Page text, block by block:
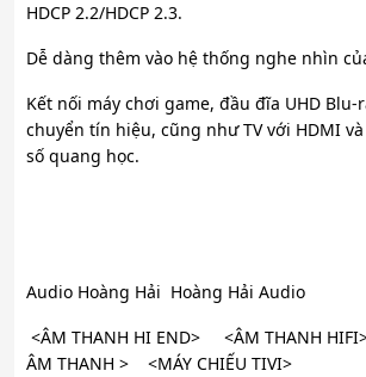
HDCP 2.2/HDCP 2.3.
Dễ dàng thêm vào hệ thống nghe nhìn
Kết nối máy chơi game, đầu đĩa UHD Blu-
chuyển tín hiệu, cũng như TV với HDMI
số quang học.
Audio Hoàng Hải Hoàng Hải Audio
<ÂM THANH HI END> <ÂM THANH
ÂM THANH > <MÁY CHIẾU TIVI>